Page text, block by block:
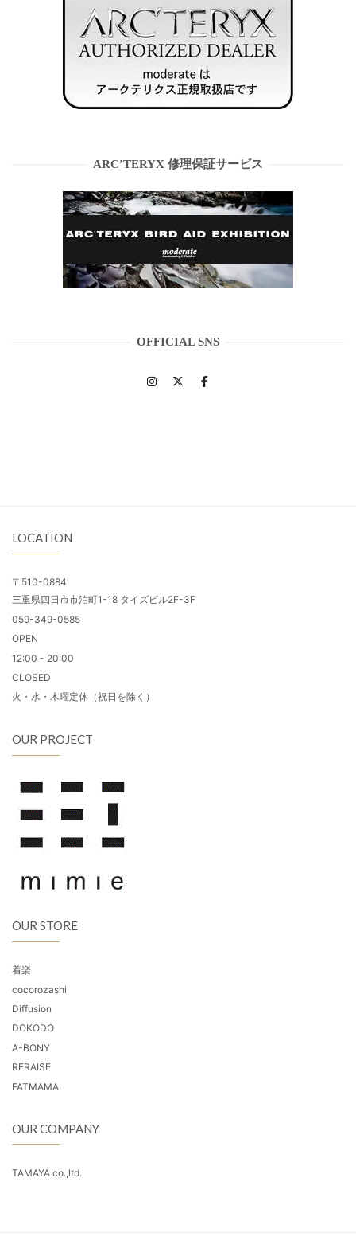
ARC’TERYX 修理保証サービス
OFFICIAL SNS
LOCATION
〒510-0884
三重県四日市市泊町1-18 タイズビル2F-3F
059-349-0585
OPEN
12:00 - 20:00
CLOSED
火・水・木曜定休（祝日を除く）
OUR PROJECT
OUR STORE
着楽
cocorozashi
Diffusion
DOKODO
A-BONY
RERAISE
FATMAMA
OUR COMPANY
TAMAYA co.,ltd.